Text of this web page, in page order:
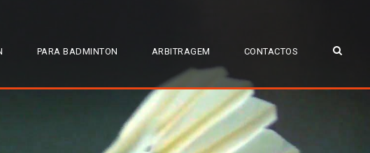
PARA BADMINTON ARBITRAGEM CONTACTOS